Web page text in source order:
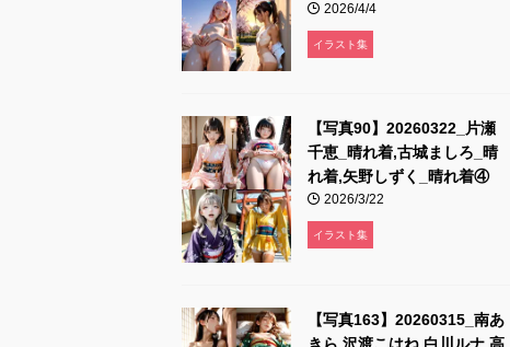
2026/4/4
イラスト集
【写真90】20260322_片瀬
千恵_晴れ着,古城ましろ_晴
れ着,矢野しずく_晴れ着④
2026/3/22
イラスト集
【写真163】20260315_南あ
きら,沢渡こはね,白川ルナ,高